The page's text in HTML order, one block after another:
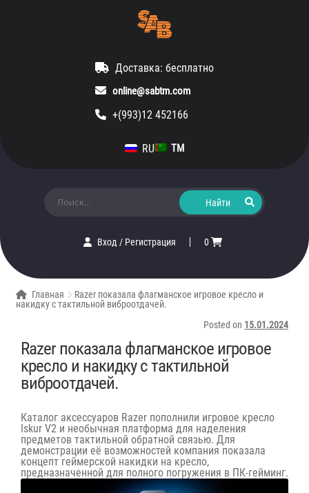
Доставка: бесплатно
online@sabtm.com
+(993)12 452166
RU TM
Вход/ Регистрация 0
Главная
Razer показала флагманское игровое кресло и
накидку с тактильной виброотдачей.
Posted on 15.01.2024
Razer показала флагманское игровое
кресло и накидку с тактильной
виброотдачей.
Каталог аксессуаров Razer пополнили игровое кресло
Iskur V2 и необычная платформа для наделения
предметов тактильной обратной связью. Для
демонстрации её возможностей компания показала
концепт геймерской накидки на кресло,
предназначенной для полного погружения в ПК-гейминг.